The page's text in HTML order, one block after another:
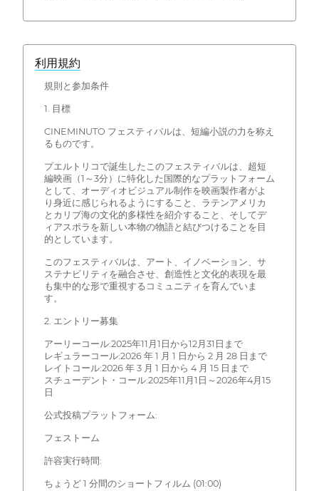
利用規約
規則と参加条件
1. 目標
CINEMINUTO フェスティバルは、短編小説の力を称え
るものです。
プエルトリコで誕生したこのフェスティバルは、超短
編映画（1～3分）に特化した国際的なプラットフォーム
として、オーディオビジュアル制作を映画製作者がよ
り身近に感じられるようにすること、ラテンアメリカ
とカリブ海の文化的多様性を紹介すること、そしてデ
ィアスポラを新しい本物の物語と結びつけることを目
的としています。
このフェスティバルは、アート、イノベーション、サ
ステナビリティを融合させ、創造性と文化的表現を最
も集中的な形で重視するコミュニティを育んでいま
す。
2. エントリー募集
アーリーコール:2025年11月1日から12月31日まで
レギュラーコール:2026 年 1 月 1 日から 2 月 28 日まで
レイトコール:2026 年 3 月 1 日から 4 月 15 日まで
スチューデント・コール:2025年11月1日～2026年4月15
日
公式投稿プラットフォーム:
フェストーム
許容実行時間:
ちょうど 1 分間のショートフィルム (01:00)